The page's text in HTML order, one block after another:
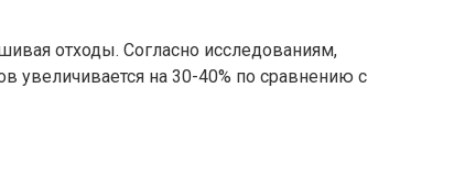
отходы. Согласно исследованиям,
увеличивается на 30-40% по сравнению с